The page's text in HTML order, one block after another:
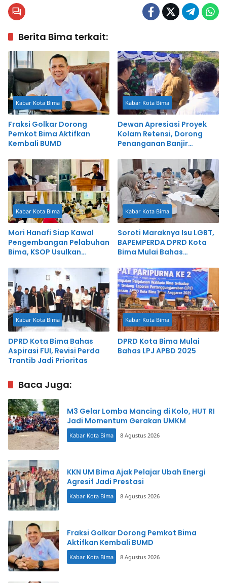
Berita Bima terkait:
Kabar Kota Bima
Fraksi Golkar Dorong
Pemkot Bima Aktifkan
Kembali BUMD
Kabar Kota Bima
Dewan Apresiasi Proyek
Kolam Retensi, Dorong
Penanganan Banjir
Kabar Kota Bima
Mori Hanafi Siap Kawal
Pengembangan Pelabuhan
Bima, KSOP Usulkan
Rp400 Miliar
Kabar Kota Bima
Soroti Maraknya Isu LGBT,
BAPEMPERDA DPRD Kota
Bima Mulai Bahas
Pencegahan
Kabar Kota Bima
DPRD Kota Bima Bahas
Aspirasi FUI, Revisi Perda
Trantib Jadi Prioritas
Kabar Kota Bima
DPRD Kota Bima Mulai
Bahas LPJ APBD 2025
Baca Juga:
M3 Gelar Lomba Mancing di Kolo, HUT RI
Jadi Momentum Gerakan UMKM
Kabar Kota Bima 8 Agustus 2026
KKN UM Bima Ajak Pelajar Ubah Energi
Agresif Jadi Prestasi
Kabar Kota Bima 8 Agustus 2026
Fraksi Golkar Dorong Pemkot Bima
Aktifkan Kembali BUMD
Kabar Kota Bima 8 Agustus 2026